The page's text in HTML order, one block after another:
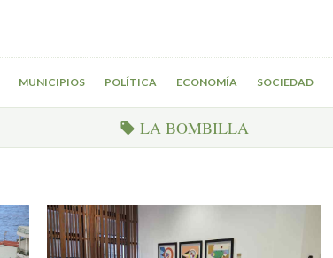
MUNICIPIOS POLÍTICA ECONOMÍA SOCIEDAD
LA BOMBILLA